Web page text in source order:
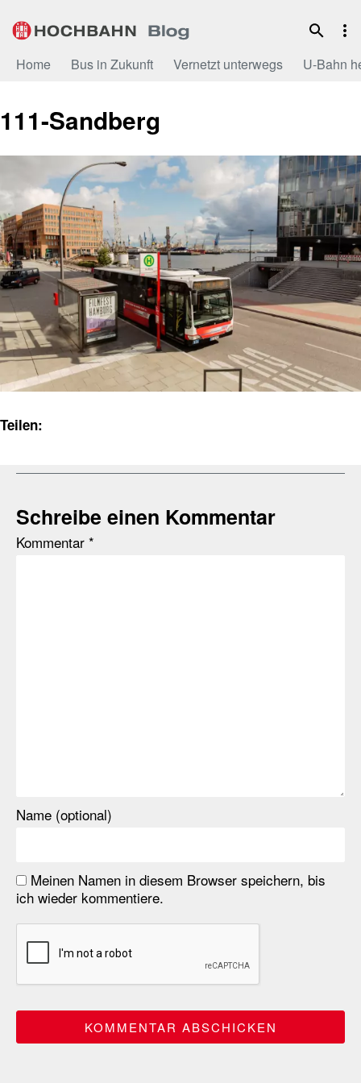
Inhalt
Home Bus in Zukunft Vernetzt unterwegs U-Bahn
111-Sandberg
Teilen:
Schreibe einen Kommentar
Kommentar *
Name (optional)
Meinen Namen in diesem Browser speichern, bis
ich wieder kommentiere.